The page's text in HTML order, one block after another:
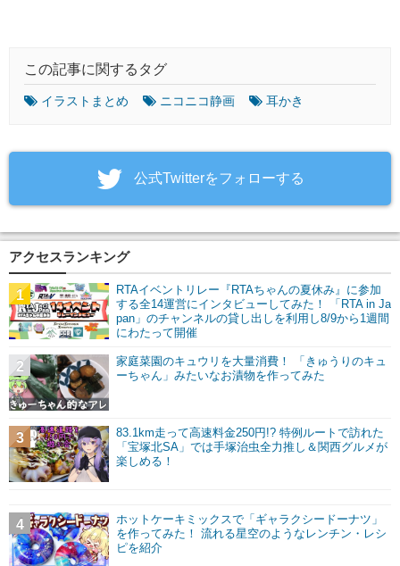
この記事に関するタグ
イラストまとめ ニコニコ静画 耳かき
‎公式Twitterをフォローする
アクセスランキング
RTAイベントリレー『RTAちゃんの夏休み』に参加
する全14運営にインタビューしてみた！ 「RTA in Ja
pan」のチャンネルの貸し出しを利用し8/9から1週間
にわたって開催
1
家庭菜園のキュウリを大量消費！ 「きゅうりのキュ
ーちゃん」みたいなお漬物を作ってみた
2
83.1km走って高速料金250円!? 特例ルートで訪れた
「宝塚北SA」では手塚治虫全力推し＆関西グルメが
楽しめる！
3
ホットケーキミックスで「ギャラクシードーナツ」
を作ってみた！ 流れる星空のようなレンチン・レシ
ピを紹介
4